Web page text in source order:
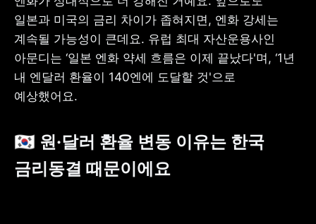
일본과 미국의 금리 차이가 좁혀지면, 엔화 강세는
계속될 가능성이 큰데요. 유럽 최대 자산운용사인
아문디는 ‘일본 엔화 약세 흐름은 이제 끝났다'며, ‘1년
내 엔달러 환율이 140엔에 도달할 것'으로
예상했어요.
🇰🇷 원·달러 환율 변동 이유는 한국
금리동결 때문이에요